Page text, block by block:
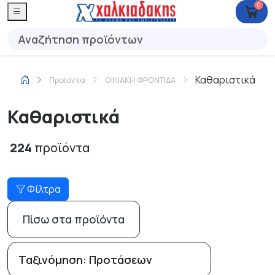
0
Προϊόντα ΟΙΚΙΑΚΗ ΦΡΟΝΤΙΔΑ Καθαριστικά
Καθαριστικά
224 προϊόντα
Φίλτρα
Πίσω στα προϊόντα